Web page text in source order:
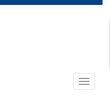
Toggle